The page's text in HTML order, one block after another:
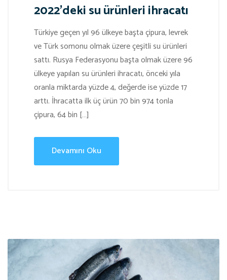
2022’deki su ürünleri ihracatı
Türkiye geçen yıl 96 ülkeye başta çipura, levrek
ve Türk somonu olmak üzere çeşitli su ürünleri
sattı. Rusya Federasyonu başta olmak üzere 96
ülkeye yapılan su ürünleri ihracatı, önceki yıla
oranla miktarda yüzde 4, değerde ise yüzde 17
arttı. İhracatta ilk üç ürün 70 bin 974 tonla
çipura, 64 bin […]
Devamını Oku